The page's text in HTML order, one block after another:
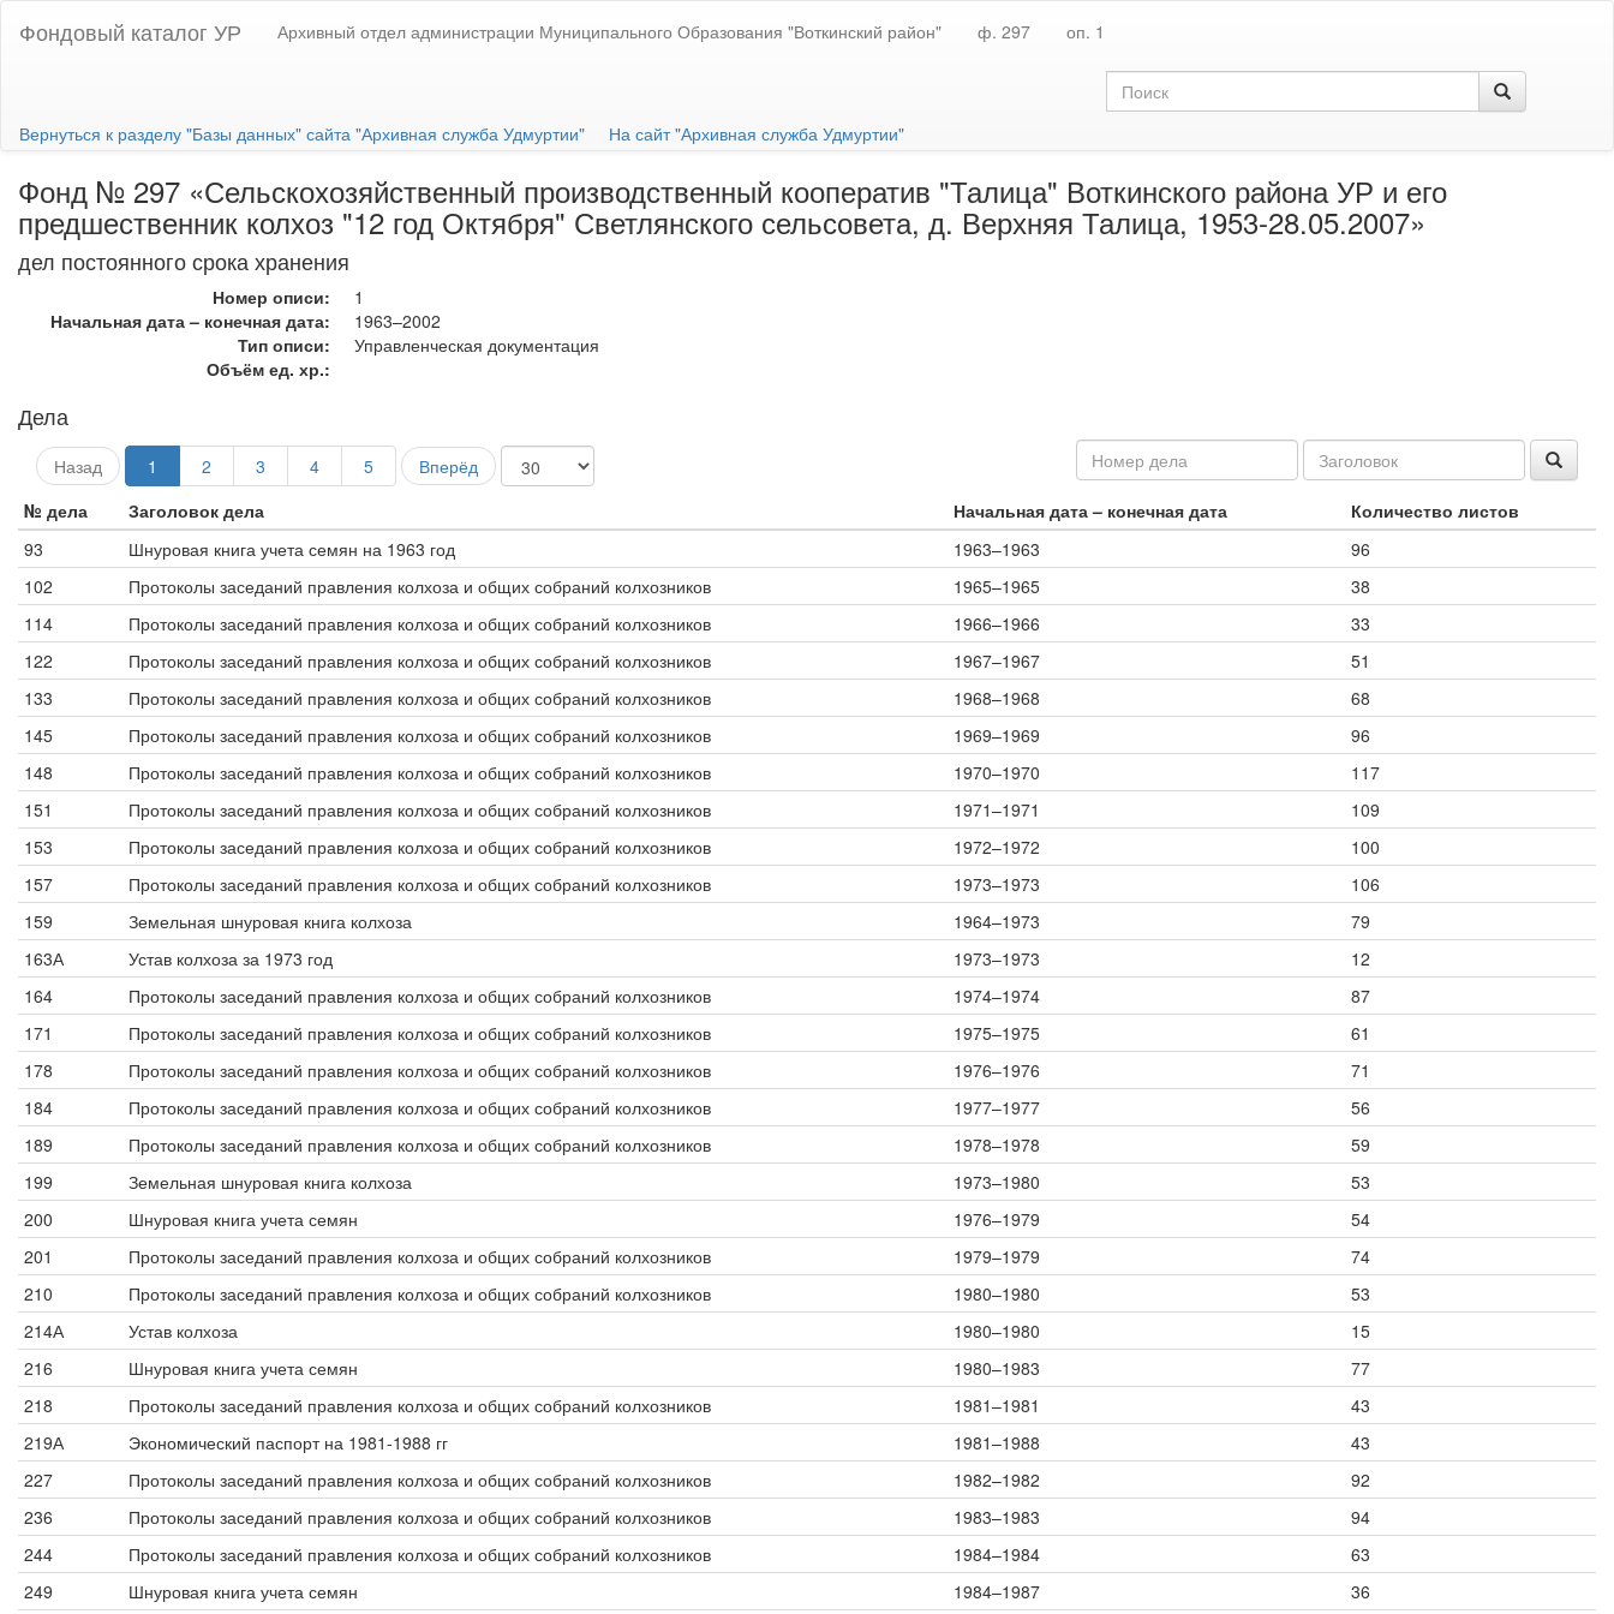
Фондовый каталог УР Архивный отдел администрации Муниципального Образования "Воткинский район" ф. 297 оп. 1
Вернуться к разделу "Базы данных" сайта "Архивная служба Удмуртии" На сайт "Архивная служба Удмуртии"
Фонд № 297 «Сельскохозяйственный производственный кооператив "Талица" Воткинского района УР и его
предшественник колхоз "12 год Октября" Светлянского сельсовета, д. Верхняя Талица, 1953-28.05.2007»
дел постоянного срока хранения
Номер описи:
1
Начальная дата – конечная дата:
1963–2002
Тип описи:
Управленческая документация
Объём ед. хр.:
Дела
Назад 1 2 3 4 5
Вперёд
№ дела
Заголовок дела Начальная дата – конечная дата
Количество листов
93
Шнуровая книга учета семян на 1963 год 1963–1963
96
102
Протоколы заседаний правления колхоза и общих собраний колхозников 1965–1965
38
114
Протоколы заседаний правления колхоза и общих собраний колхозников 1966–1966
33
122
Протоколы заседаний правления колхоза и общих собраний колхозников 1967–1967
51
133
Протоколы заседаний правления колхоза и общих собраний колхозников 1968–1968
68
145
Протоколы заседаний правления колхоза и общих собраний колхозников 1969–1969
96
148
Протоколы заседаний правления колхоза и общих собраний колхозников 1970–1970
117
151
Протоколы заседаний правления колхоза и общих собраний колхозников 1971–1971
109
153
Протоколы заседаний правления колхоза и общих собраний колхозников 1972–1972
100
157
Протоколы заседаний правления колхоза и общих собраний колхозников 1973–1973
106
159
Земельная шнуровая книга колхоза 1964–1973
79
163А
Устав колхоза за 1973 год 1973–1973
12
164
Протоколы заседаний правления колхоза и общих собраний колхозников 1974–1974
87
171
Протоколы заседаний правления колхоза и общих собраний колхозников 1975–1975
61
178
Протоколы заседаний правления колхоза и общих собраний колхозников 1976–1976
71
184
Протоколы заседаний правления колхоза и общих собраний колхозников 1977–1977
56
189
Протоколы заседаний правления колхоза и общих собраний колхозников 1978–1978
59
199
Земельная шнуровая книга колхоза 1973–1980
53
200
Шнуровая книга учета семян 1976–1979
54
201
Протоколы заседаний правления колхоза и общих собраний колхозников 1979–1979
74
210
Протоколы заседаний правления колхоза и общих собраний колхозников 1980–1980
53
214А
Устав колхоза 1980–1980
15
216
Шнуровая книга учета семян 1980–1983
77
218
Протоколы заседаний правления колхоза и общих собраний колхозников 1981–1981
43
219А
Экономический паспорт на 1981-1988 гг 1981–1988
43
227
Протоколы заседаний правления колхоза и общих собраний колхозников 1982–1982
92
236
Протоколы заседаний правления колхоза и общих собраний колхозников 1983–1983
94
244
Протоколы заседаний правления колхоза и общих собраний колхозников 1984–1984
63
249
Шнуровая книга учета семян 1984–1987 36